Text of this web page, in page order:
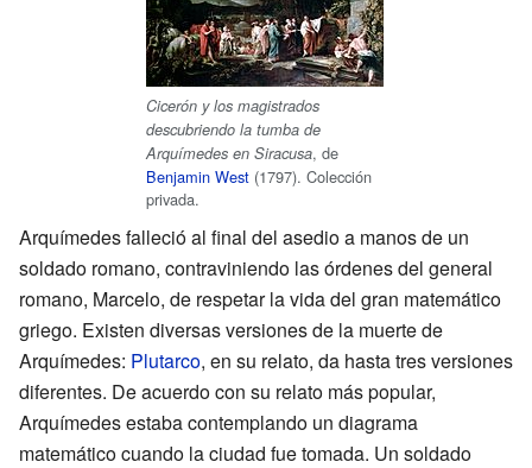
Cicerón y los magistrados
descubriendo la tumba de
Arquímedes en Siracusa, de
Benjamin West (1797). Colección
privada.
Arquímedes falleció al final del asedio a manos de un
soldado romano, contraviniendo las órdenes del general
romano, Marcelo, de respetar la vida del gran matemático
griego. Existen diversas versiones de la muerte de
Arquímedes: Plutarco, en su relato, da hasta tres versiones
diferentes. De acuerdo con su relato más popular,
Arquímedes estaba contemplando un diagrama
matemático cuando la ciudad fue tomada. Un soldado